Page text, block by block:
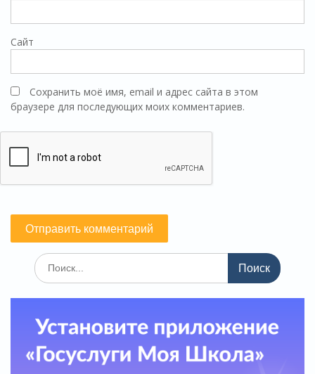
Сайт
Сохранить моё имя, email и адрес сайта в этом
браузере для последующих моих комментариев.
Поиск
по: